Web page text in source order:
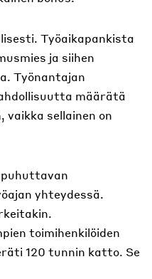
Työaikapankista
ja siihen
Työnantajan
määrätä
sellainen on
puhuttavan
yhteydessä.
toimihenkilöiden
120 tunnin katto. Se